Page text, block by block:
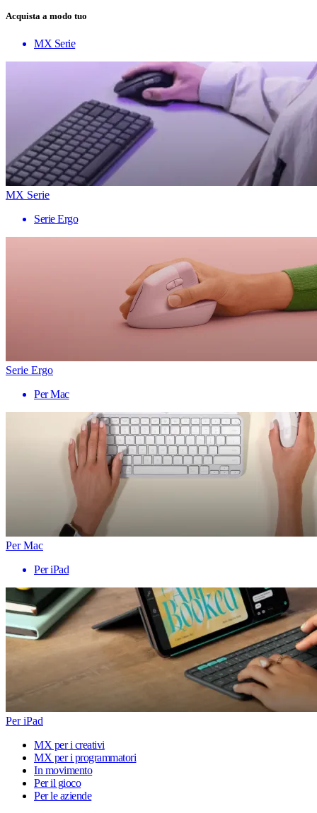
Acquista a modo tuo
MX Serie
MX Serie
Serie Ergo
Serie Ergo
Per Mac
Per Mac
Per iPad
Per iPad
MX per i creativi
MX per i programmatori
In movimento
Per il gioco
Per le aziende